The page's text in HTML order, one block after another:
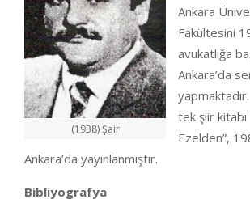
(1938) Şair
Ankara
Fakültesini
avukatlığa
Ankara’da
tek şiir kitabı
Ezelden”,
Ankara’da yayınlanmıştır.
Bibliyografya